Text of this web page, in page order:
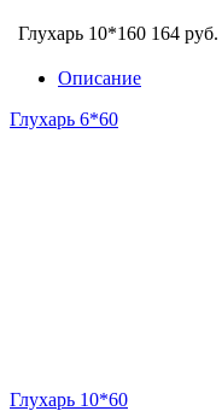
Глухарь 10*160 164 руб.
Описание
Глухарь 6*60
Глухарь 10*60